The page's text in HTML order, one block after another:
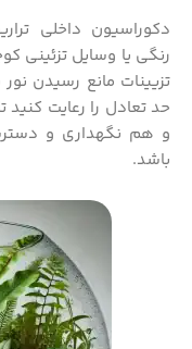
دکوراسیون داخلی
رنگی یا وسایل تزئینی
تزیینات مانع رسیدن
حد تعادل را رعایت
و هم نگهداری و
باشد.